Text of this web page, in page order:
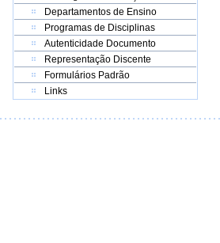
Departamentos de Ensino
Programas de Disciplinas
Autenticidade Documento
Representação Discente
Formulários Padrão
Links